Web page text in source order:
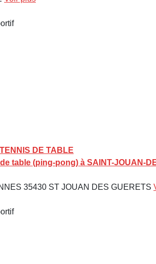
DE TABLE
table (ping-pong) à SAINT-JOUAN-
35430 ST JOUAN DES GUERETS